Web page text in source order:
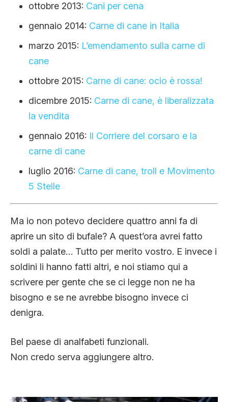
ottobre 2013: Cani per cena
gennaio 2014: Carne di cane in Italia
marzo 2015: L’emendamento sulla carne di
cane
ottobre 2015: Carne di cane: ocio è rossa!
dicembre 2015: Carne di cane, è liberalizzata
la vendita
gennaio 2016: Il Corriere del corsaro e la
carne di cane
luglio 2016: Carne di cane, troll e Movimento
5 Stelle
Ma io non potevo decidere quattro anni fa di
aprire un sito di bufale? A quest’ora avrei fatto
soldi a palate… Tutto per merito vostro. E invece i
soldini li hanno fatti altri, e noi stiamo qui a
scrivere per gente che se ci legge non ne ha
bisogno e se ne avrebbe bisogno invece ci
denigra.
Bel paese di analfabeti funzionali.
Non credo serva aggiungere altro.